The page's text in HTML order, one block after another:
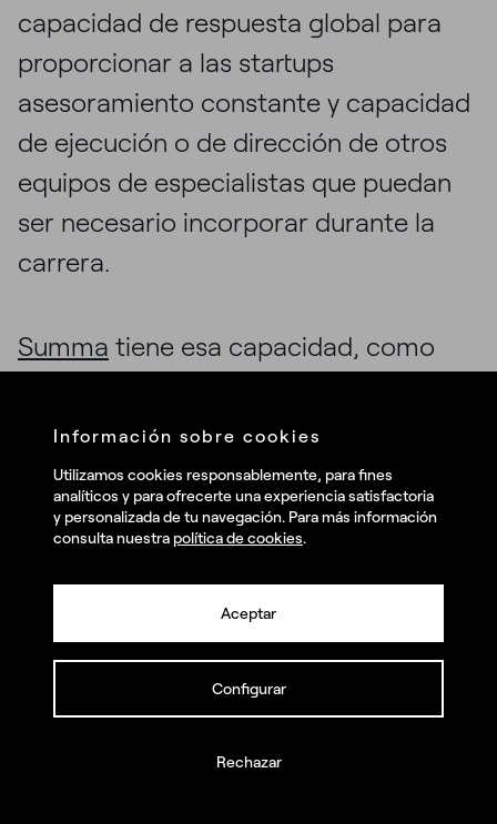
capacidad de respuesta global para
proporcionar a las startups
asesoramiento constante y capacidad
de ejecución o de dirección de otros
equipos de especialistas que puedan
ser necesario incorporar durante la
carrera.
Summa tiene esa capacidad, como
acompañar a las startups en todo ese
proceso y las diferentes rondas,
creando una relación de confianza y
transparencia, y unos objetivos que
sean verdaderamente compartidos.
Programa de branding para
¿Cuáles son tus retos?
Información sobre cookies
Utilizamos cookies responsablemente, para fines
analíticos y para ofrecerte una experiencia satisfactoria
y personalizada de tu navegación. Para más información
consulta nuestra política de cookies.
Aceptar
Configurar
Rechazar